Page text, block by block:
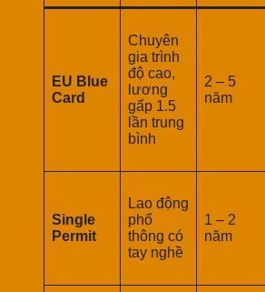
EU Blue
Card
Chuyên
gia trình
độ cao,
lương
gấp 1.5
lần trung
bình
2 – 5
năm
Single
Permit
Lao động
phổ
thông có
tay nghề
1 – 2
năm